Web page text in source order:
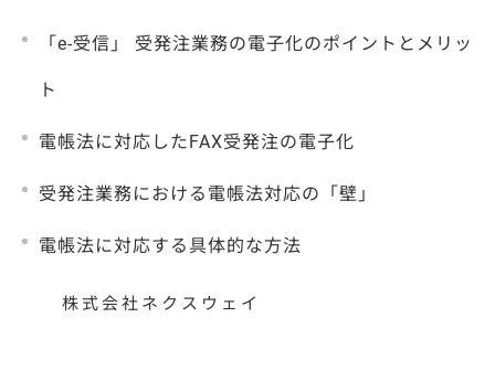
「e-受信」 受発注業務の電子化のポイントとメリッ
ト
電帳法に対応したFAX受発注の電子化
受発注業務における電帳法対応の「壁」
電帳法に対応する具体的な方法
株式会社ネクスウェイ